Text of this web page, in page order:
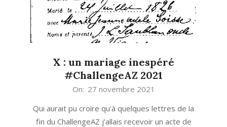
X : un mariage inespéré
#ChallengeAZ 2021
27
On: 27 novembre 2021
Qui aurait pu croire qu’à quelques lettres de la
fin du ChallengeAZ j’allais recevoir un acte de